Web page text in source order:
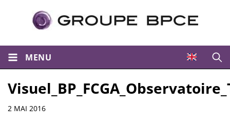
MENU
Informations
2 MAI 2016